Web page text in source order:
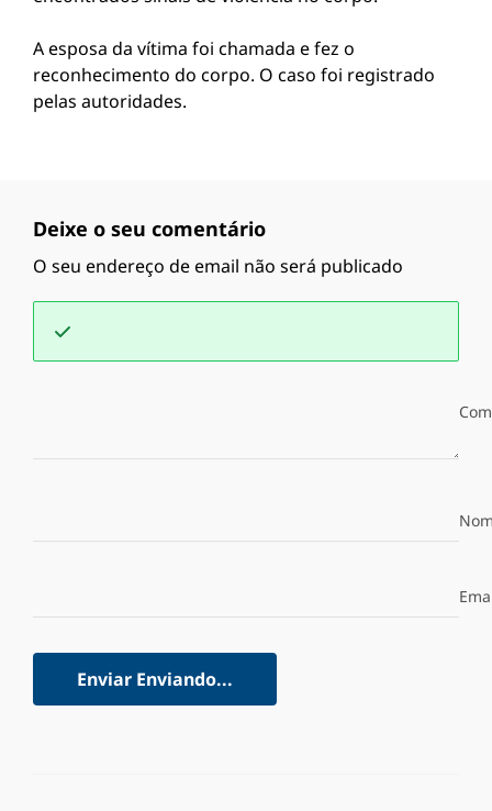
A esposa da vítima foi chamada e fez o
reconhecimento do corpo. O caso foi registrado
pelas autoridades.
Deixe o seu comentário
O seu endereço de email não será publicado
Enviar Enviando...